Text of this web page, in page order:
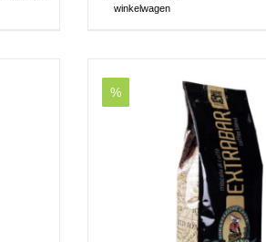
winkelwagen
%